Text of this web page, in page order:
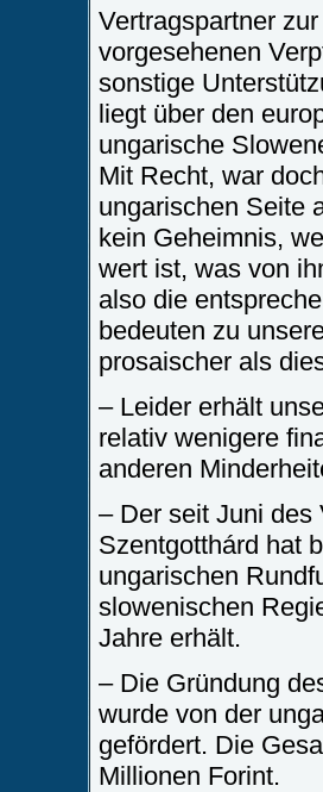
Vertragspartner
vorgesehenen
sonstige
liegt über den
ungarische
Mit Recht, war
ungarischen Seite
kein Geheimnis,
wert ist, was von
also die
bedeuten zu
prosaischer als
– Leider erhält
relativ wenigere
anderen
– Der seit Juni des
Szentgotthárd hat
ungarischen
slowenischen
Jahre erhält.
– Die Gründung
wurde von der
gefördert. Die
Millionen Forint.